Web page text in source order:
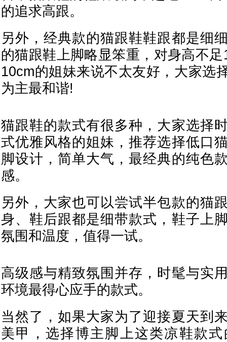
的追求高跟。
另外，经典款的猫跟鞋鞋跟都是细
的猫跟鞋上脚略显笨重，对身高不
10cm的姐妹来说不太友好，大家选
为主最和谐!
猫跟鞋的款式有很多种，大家选择
式优雅风格的姐妹，推荐选择低口
脚设计，简单大气，最经典的纯色
感。
另外，大家也可以尝试半包款的猫
身、鞋后跟都是细带款式，鞋子上
氛围和温度，值得一试。
高级感与精致氛围并存，时髦与实
环境最得心应手的款式。
当然了，如果大家为了迎接夏天到
美甲，选择博主脚上这类凉鞋款